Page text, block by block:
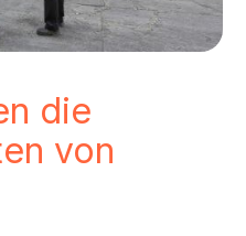
die
von